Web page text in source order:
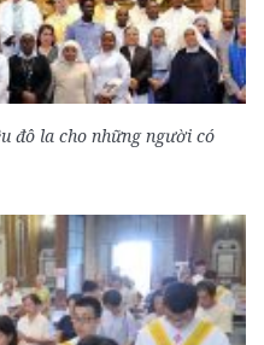
đô la cho những người có